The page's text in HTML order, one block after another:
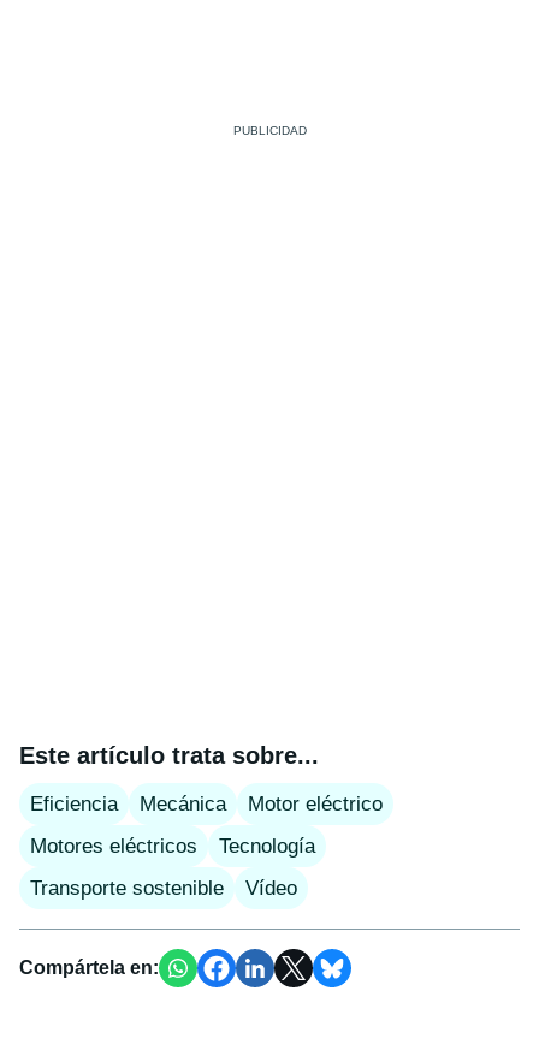
Este artículo trata sobre...
Eficiencia Mecánica
Motor eléctrico
Motores eléctricos
Tecnología
Transporte sostenible
Vídeo
Compártela en: